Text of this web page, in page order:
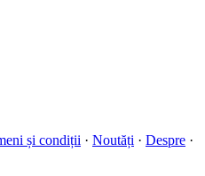
și condiții · Noutăți · Despre ·